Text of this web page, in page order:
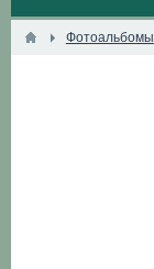
Фотоальбомы